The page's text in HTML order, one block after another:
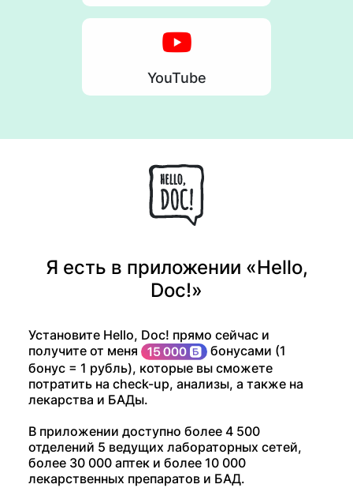
YouTube
Я есть в приложении «Hello,
Doc!»
Установите Hello, Doc! прямо сейчас и
получите от меня
бонусами (1
бонус = 1 рубль), которые вы сможете
потратить на check-up, анализы, а также на
лекарства и БАДы.
В приложении доступно более 4 500
отделений 5 ведущих лабораторных сетей,
более 30 000 аптек и более 10 000
лекарственных препаратов и БАД.